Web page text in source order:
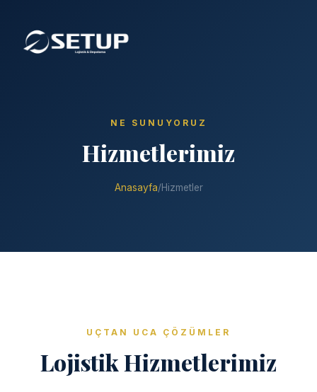
NE SUNUYORUZ
Hizmetlerimiz
Anasayfa/Hizmetler
UÇTAN UCA ÇÖZÜMLER
Lojistik Hizmetlerimiz